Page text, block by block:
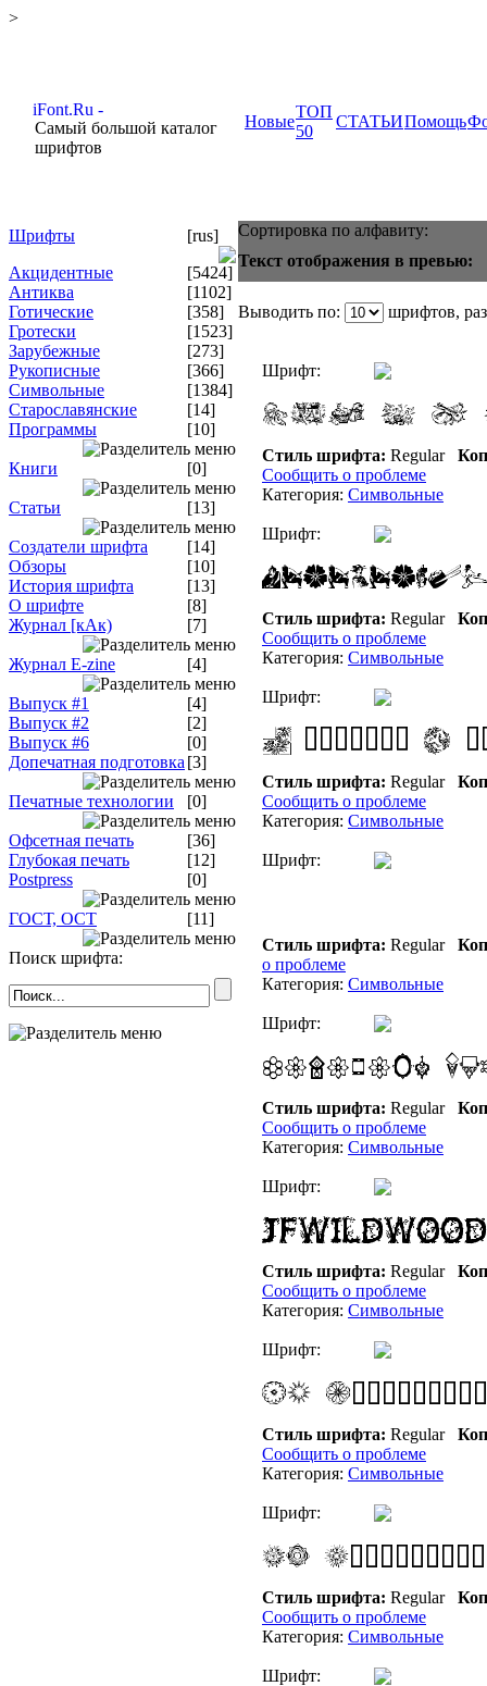
>
Самый большой каталог
шрифтов
Новые
ТОП
50
СТАТЬИПомощь
Шрифты
[rus]
Акцидентные
[5424]
Антиква
[1102]
Готические
[358]
Гротески
[1523]
Зарубежные
[273]
Рукописные
[366]
Символьные
[1384]
Старославянские
[14]
Программы
[10]
Книги [0]
Статьи [13]
Создатели шрифта
[14]
Обзоры
[10]
История шрифта
[13]
О шрифте
[8]
Журнал [кАк)
[7]
Журнал E-zine [4]
Выпуск #1
[4]
Выпуск #2
[2]
Выпуск #6
[0]
Допечатная подготовка [3]
Печатные технологии [0]
Офсетная печать
[36]
Глубокая печать
[12]
Postpress
[0]
ГОСТ, ОСТ [11]
Поиск шрифта:
Сортировка по алфавиту:
Текст отображения в превью:
Выводить по: шрифтов,
Шрифт:
Стиль шрифта: Regular
Сообщить о проблеме
Категория: Символьные
Шрифт:
Стиль шрифта: Regular
Сообщить о проблеме
Категория: Символьные
Шрифт:
Стиль шрифта: Regular
Сообщить о проблеме
Категория: Символьные
Шрифт:
Стиль шрифта: Regular
о проблеме
Категория: Символьные
Шрифт:
Стиль шрифта: Regular
Сообщить о проблеме
Категория: Символьные
Шрифт:
Стиль шрифта: Regular
Сообщить о проблеме
Категория: Символьные
Шрифт:
Стиль шрифта: Regular
Сообщить о проблеме
Категория: Символьные
Шрифт:
Стиль шрифта: Regular
Сообщить о проблеме
Категория: Символьные
Шрифт: